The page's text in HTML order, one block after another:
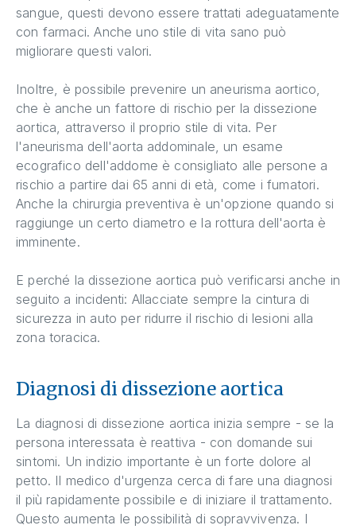
sangue, questi devono essere trattati adeguatamente
con farmaci. Anche uno stile di vita sano può
migliorare questi valori.
Inoltre, è possibile prevenire un aneurisma aortico,
che è anche un fattore di rischio per la dissezione
aortica, attraverso il proprio stile di vita. Per
l'aneurisma dell'aorta addominale, un esame
ecografico dell'addome è consigliato alle persone a
rischio a partire dai 65 anni di età, come i fumatori.
Anche la chirurgia preventiva è un'opzione quando si
raggiunge un certo diametro e la rottura dell'aorta è
imminente.
E perché la dissezione aortica può verificarsi anche in
seguito a incidenti: Allacciate sempre la cintura di
sicurezza in auto per ridurre il rischio di lesioni alla
zona toracica.
Diagnosi di dissezione aortica
La diagnosi di dissezione aortica inizia sempre - se la
persona interessata è reattiva - con domande sui
sintomi. Un indizio importante è un forte dolore al
petto. Il medico d'urgenza cerca di fare una diagnosi
il più rapidamente possibile e di iniziare il trattamento.
Questo aumenta le possibilità di sopravvivenza. I